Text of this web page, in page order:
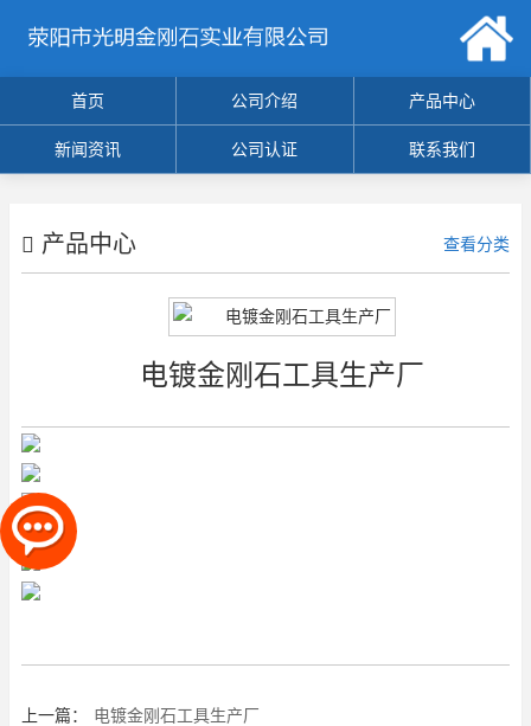
首页 公司介绍 产品中心
新闻资讯 公司认证 联系我们
产品中心 查看分类
电镀金刚石工具生产厂
上一篇： 电镀金刚石工具生产厂